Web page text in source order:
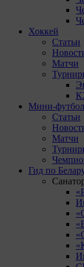
Хоккей
Статьи
Матчи
Мини-футбол
Статьи
Матчи
Гид по